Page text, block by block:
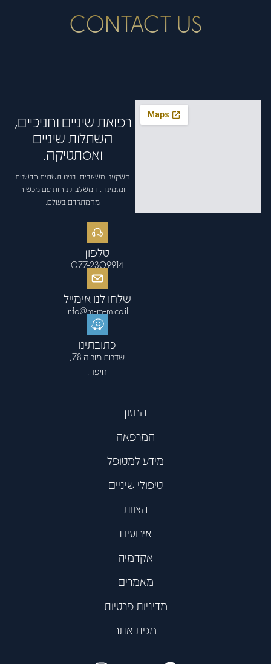
CONTACT US
רפואת שיניים וחניכיים,
השתלות שיניים
ואסתטיקה.
השקענו משאבים ובנינו תשתית חדשנית
ומזמינה, המשלבת נוחות עם מכשור
מהמתקדם בעולם.
טלפון
077-2309914
שלחו לנו אימייל
info@m-m-m.co.il
כתובתינו
שדרות מוריה 78,
חיפה.
החזון
המרפאה
מידע למטופל
טיפולי שיניים
הצוות
אירועים
אקדמיה
מאמרים
מדיניות פרטיות
מפת אתר